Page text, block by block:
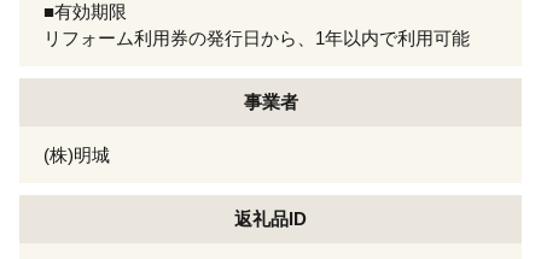
■有効期限
リフォーム利用券の発行日から、1年以内で利用可能
事業者
(株)明城
返礼品ID